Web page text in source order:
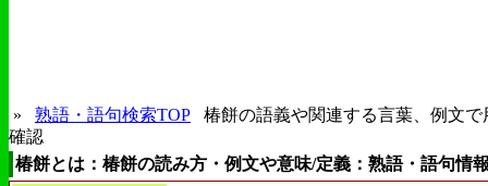
» 熟語・語句検索TOP
椿餅の語義や関連する言葉、例文で
確認
椿餅とは：椿餅の読み方・例文や意味/定義：熟語・語句情